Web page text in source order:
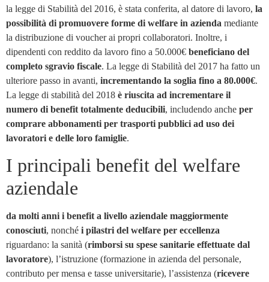
la legge di Stabilità del 2016, è stata conferita, al datore di lavoro, la
possibilità di promuovere forme di welfare in azienda mediante
la distribuzione di voucher ai propri collaboratori. Inoltre, i
dipendenti con reddito da lavoro fino a 50.000€ beneficiano del
completo sgravio fiscale. La legge di Stabilità del 2017 ha fatto un
ulteriore passo in avanti, incrementando la soglia fino a 80.000€.
La legge di stabilità del 2018 è riuscita ad incrementare il
numero di benefit totalmente deducibili, includendo anche per
comprare abbonamenti per trasporti pubblici ad uso dei
lavoratori e delle loro famiglie.
I principali benefit del welfare
aziendale
da molti anni i benefit a livello aziendale maggiormente
conosciuti, nonché i pilastri del welfare per eccellenza
riguardano: la sanità (rimborsi su spese sanitarie effettuate dal
lavoratore), l’istruzione (formazione in azienda del personale,
contributo per mensa e tasse universitarie), l’assistenza (ricevere